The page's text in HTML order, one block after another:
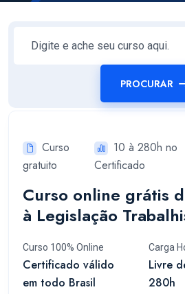
PROCURAR
Curso
gratuito
10 à 280h no
Certificado
Curso online grátis
à Legislação
Curso 100% Online
Certificado válido
em todo Brasil
Carga
Livre
280h